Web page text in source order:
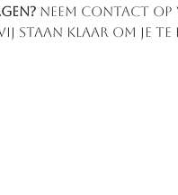
Neem contact op
staan klaar om je te